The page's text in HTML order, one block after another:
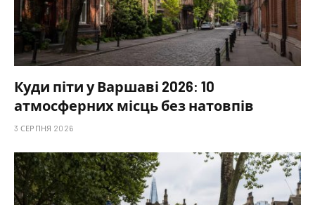
Куди піти у Варшаві 2026: 10
атмосферних місць без натовпів
3 СЕРПНЯ 2026